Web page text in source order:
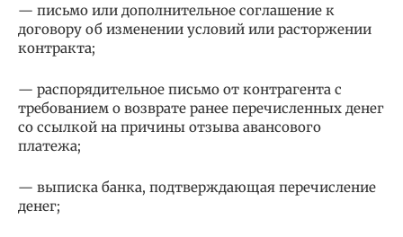
— письмо или дополнительное соглашение к
договору об изменении условий или расторжении
контракта;
— распорядительное письмо от контрагента с
требованием о возврате ранее перечисленных денег
со ссылкой на причины отзыва авансового
платежа;
— выписка банка, подтверждающая перечисление
денег;